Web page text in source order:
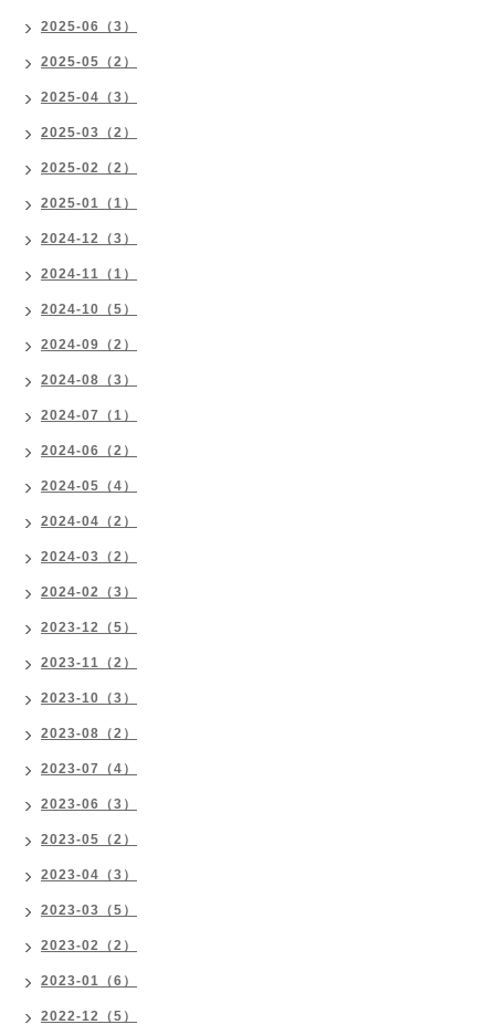
2025-06（3）
2025-05（2）
2025-04（3）
2025-03（2）
2025-02（2）
2025-01（1）
2024-12（3）
2024-11（1）
2024-10（5）
2024-09（2）
2024-08（3）
2024-07（1）
2024-06（2）
2024-05（4）
2024-04（2）
2024-03（2）
2024-02（3）
2023-12（5）
2023-11（2）
2023-10（3）
2023-08（2）
2023-07（4）
2023-06（3）
2023-05（2）
2023-04（3）
2023-03（5）
2023-02（2）
2023-01（6）
2022-12（5）